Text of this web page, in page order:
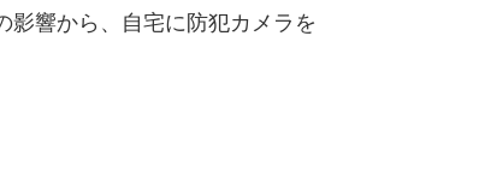
影響から、自宅に防犯カメラを